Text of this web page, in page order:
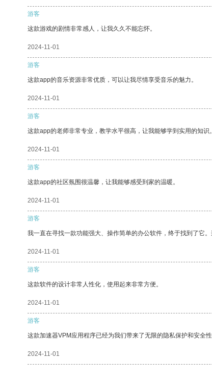
游客
这款游戏的剧情非常感人，让我久久不能忘怀。
2024-11-01
游客
这款app的音乐资源非常优质，可以让我尽情享受音乐的魅力。
2024-11-01
游客
这款app的老师非常专业，教学水平很高，让我能够学到实用的知识。
2024-11-01
游客
这款app的社区氛围很温馨，让我能够感受到家的温暖。
2024-11-01
游客
我一直在寻找一款功能强大、操作简单的办公软件，终于找到了它
2024-11-01
游客
这款软件的设计非常人性化，使用起来非常方便。
2024-11-01
游客
这款加速器VPM应用程序已经为我们带来了无限的隐私保护和安全性
2024-11-01